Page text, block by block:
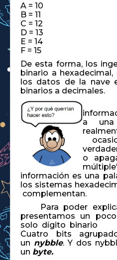
A = 10
B = 11
C = 12
D = 13
E = 14
F = 15
De esta forma, los
binario a
los datos de la nave
binarios a decimales.
a una
o
información es una
los sistemas
complementan.
Para poder
presentamos un
solo dígito binario
Cuatro bits
un nybble. Y dos
un byte.